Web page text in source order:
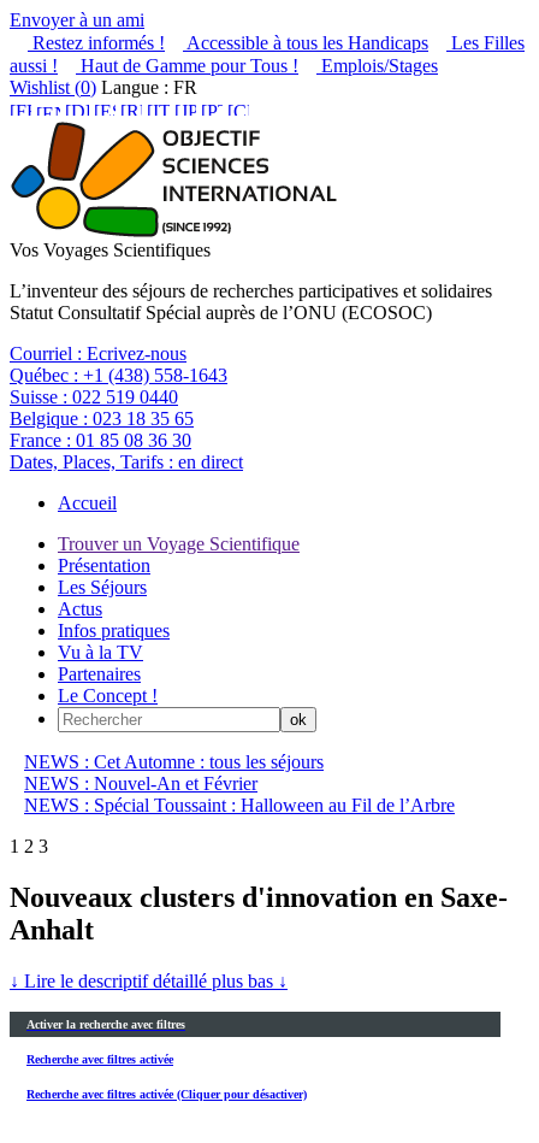
Envoyer à un ami
Restez informés !
Accessible à tous les Handicaps
Les Filles
aussi !
Haut de Gamme pour Tous !
Emplois/Stages
Wishlist (0) Langue : FR
Vos Voyages Scientifiques
L’inventeur des séjours de recherches participatives et solidaires
Statut Consultatif Spécial auprès de l’ONU (ECOSOC)
Courriel : Ecrivez-nous
Québec : +1 (438) 558-1643
Suisse : 022 519 0440
Belgique : 023 18 35 65
France : 01 85 08 36 30
Dates, Places, Tarifs : en direct
Accueil
Trouver un Voyage Scientifique
Présentation
Les Séjours
Actus
Infos pratiques
Vu à la TV
Partenaires
Le Concept !
NEWS : Cet Automne : tous les séjours
NEWS : Nouvel-An et Février
NEWS : Spécial Toussaint : Halloween au Fil de l’Arbre
1 2 3
Nouveaux clusters d'innovation en Saxe-
Anhalt
↓ Lire le descriptif détaillé plus bas ↓
Activer la recherche avec filtres
Recherche avec filtres activée
Recherche avec filtres activée (Cliquer pour désactiver)